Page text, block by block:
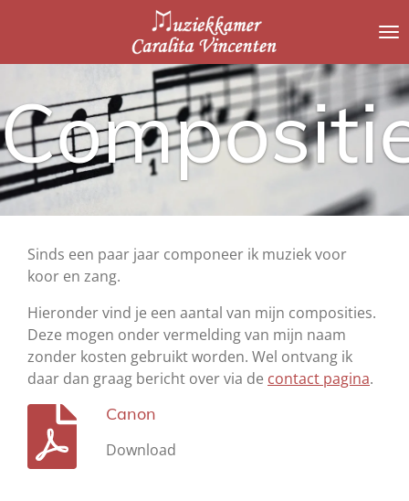
naar
hoofdinhoud
Sinds een paar jaar componeer ik muziek voor
koor en zang.
Hieronder vind je een aantal van mijn composities.
Deze mogen onder vermelding van mijn naam
zonder kosten gebruikt worden. Wel ontvang ik
daar dan graag bericht over via de contact pagina.
Canon
Download